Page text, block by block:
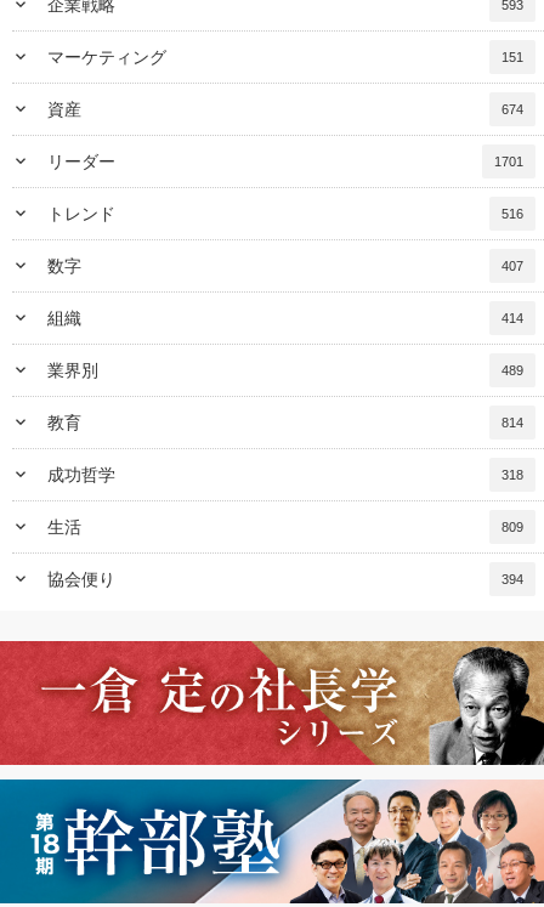
keyboard_arrow_down 企業戦略 593
keyboard_arrow_down マーケティング 151
keyboard_arrow_down 資産 674
keyboard_arrow_down リーダー 1701
keyboard_arrow_down トレンド 516
keyboard_arrow_down 数字 407
keyboard_arrow_down 組織 414
keyboard_arrow_down 業界別 489
keyboard_arrow_down 教育 814
keyboard_arrow_down 成功哲学 318
keyboard_arrow_down 生活 809
keyboard_arrow_down 協会便り 394